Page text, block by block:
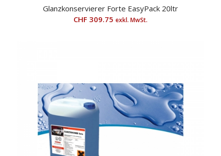
Glanzkonservierer Forte EasyPack 20ltr
CHF 309.75 exkl. MwSt.